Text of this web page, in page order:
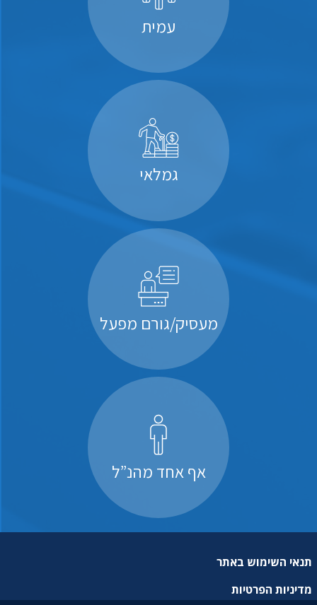
עמית
גמלאי
מעסיק/גורם מפעל
אף אחד מהנ”ל
תנאי השימוש באתר
מדיניות הפרטיות